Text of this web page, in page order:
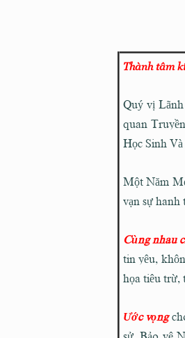
Thành tâm
Quý vị
quan
Học Sinh Và
Một Năm
vạn sự hanh
Cùng nhau
tin yêu,
họa tiêu trừ,
Ước vọng